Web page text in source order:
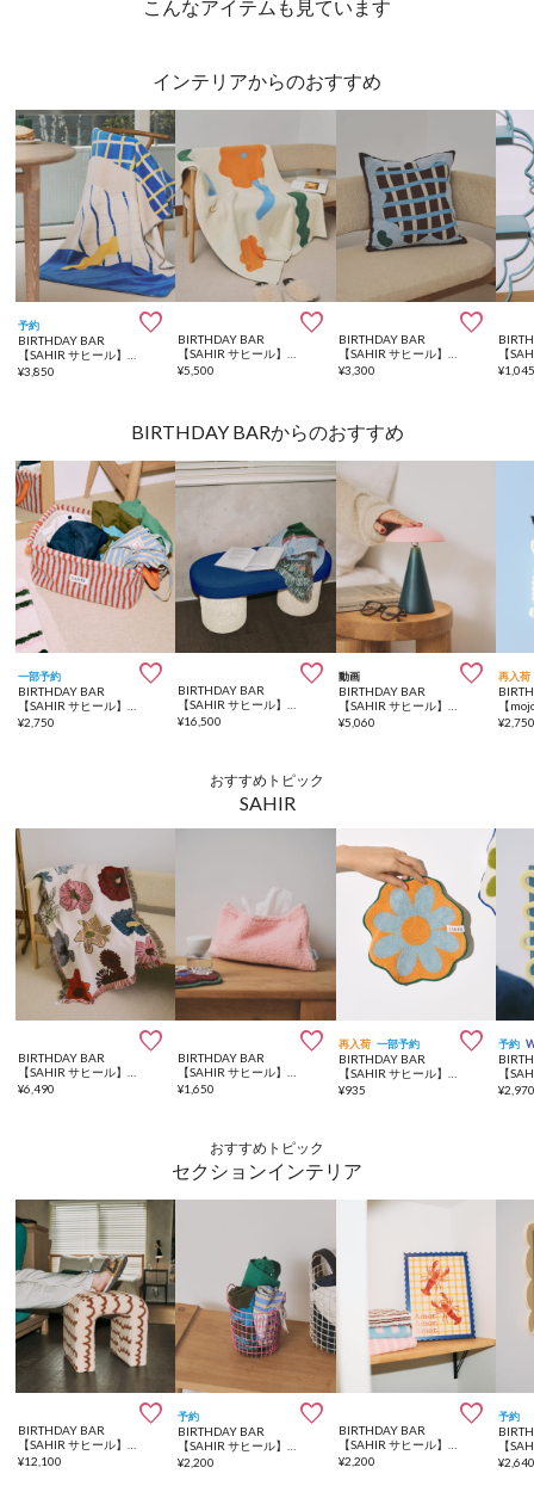
こんなアイテムも見ています
インテリアからのおすすめ
予約 
BIRTHDAY BAR
¥3,850

BIRTHDAY BAR
¥5,500

BIRTHDAY BAR
¥3,300 ¥
BIRTHDAY BARからのおすすめ
一部予約 
BIRTHDAY BAR
¥2,750

BIRTHDAY BAR
¥16,500
動画 
BIRTHDAY BAR
¥5,060
再入荷
¥
おすすめトピック
SAHIR

BIRTHDAY BAR
【SAHIR サヒール】Throwket flower
¥6,490

BIRTHDAY BAR
【SAHIR サヒール】boa soft tissuecase ティッシュケース
¥1,650
再入荷 一部予約 
BIRTHDAY BAR
【SAHIR サヒール】Pattern handtowel パターンハンドタオル
¥935
予約
¥
おすすめトピック
セクションインテリア

BIRTHDAY BAR
¥12,100
予約 
BIRTHDAY BAR
¥2,200

BIRTHDAY BAR
¥2,200
予約
¥